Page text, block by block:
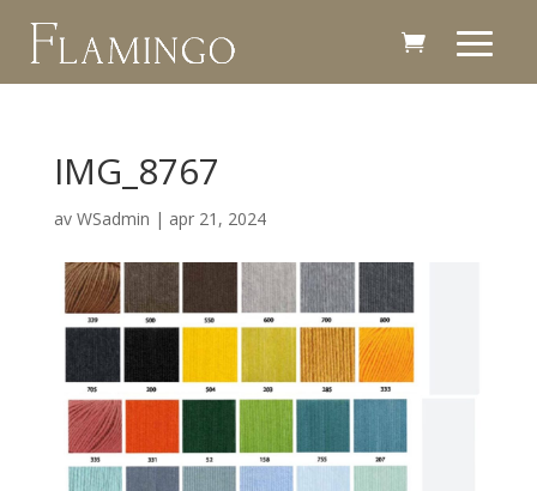
IMG_8767
av WSadmin | apr 21, 2024